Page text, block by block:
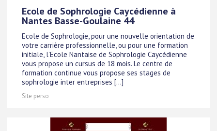
Ecole de Sophrologie Caycédienne à
Nantes Basse-Goulaine 44
Ecole de Sophrologie, pour une nouvelle orientation de
votre carrière professionnelle, ou pour une formation
initiale, l'Ecole Nantaise de Sophrologie Caycédienne
vous propose un cursus de 18 mois. Le centre de
formation continue vous propose ses stages de
sophrologie inter entreprises [...]
Site perso